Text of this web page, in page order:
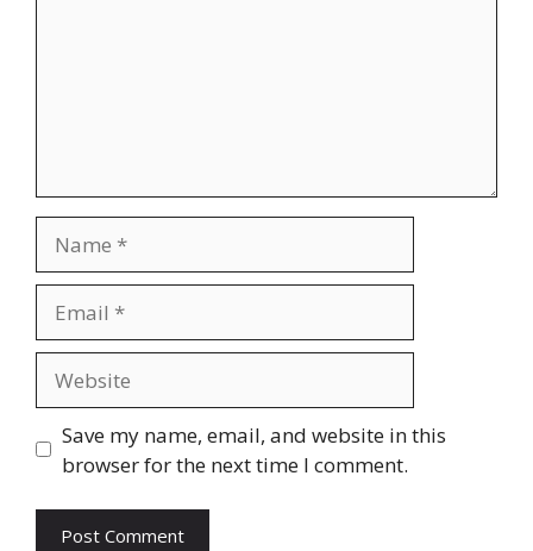
Save my name, email, and website in this
browser for the next time I comment.